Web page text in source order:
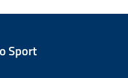
Sport